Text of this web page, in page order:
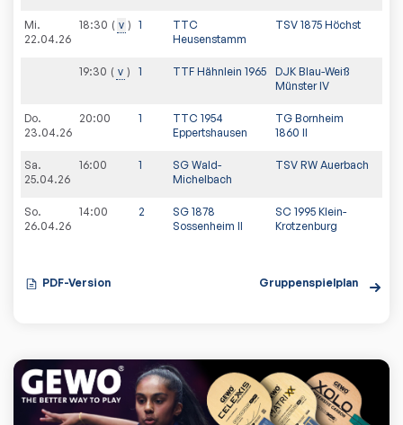
Mi.
22.04.26
18:30 v 1
TTC
Heusenstamm
TSV 1875 Höchst
19:30 v 1 TTF Hähnlein 1965
DJK Blau-Weiß
Münster IV
Do.
23.04.26
20:00 1
TTC 1954
Eppertshausen
TG Bornheim
1860 II
Sa.
25.04.26
16:00 1
SG Wald-
Michelbach
TSV RW Auerbach
So.
26.04.26
14:00 2
SG 1878
Sossenheim II
SC 1995 Klein-
Krotzenburg
PDF-Version Gruppenspielplan